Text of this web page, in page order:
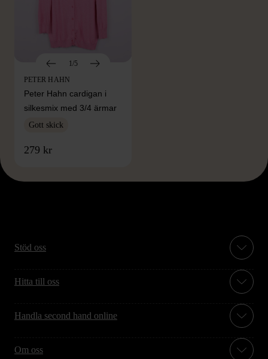
1/5
PETER HAHN
Peter Hahn cardigan i
silkesmix med 3/4 ärmar
Gott skick
279 kr
Stöd oss
Hitta till oss
Handla second hand online
Om oss